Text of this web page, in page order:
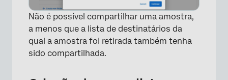
Não é possível compartilhar uma amostra,
a menos que a lista de destinatários da
qual a amostra foi retirada também tenha
sido compartilhada.